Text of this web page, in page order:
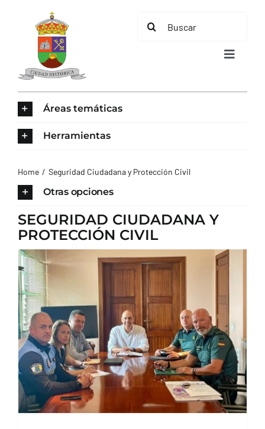
contenido
Buscar:
Toggle
TURISMO
CONTACTO
Áreas temáticas
Herramientas
Home Seguridad Ciudadana y Protección Civil
Otras opciones
SEGURIDAD CIUDADANA Y
PROTECCIÓN CIVIL